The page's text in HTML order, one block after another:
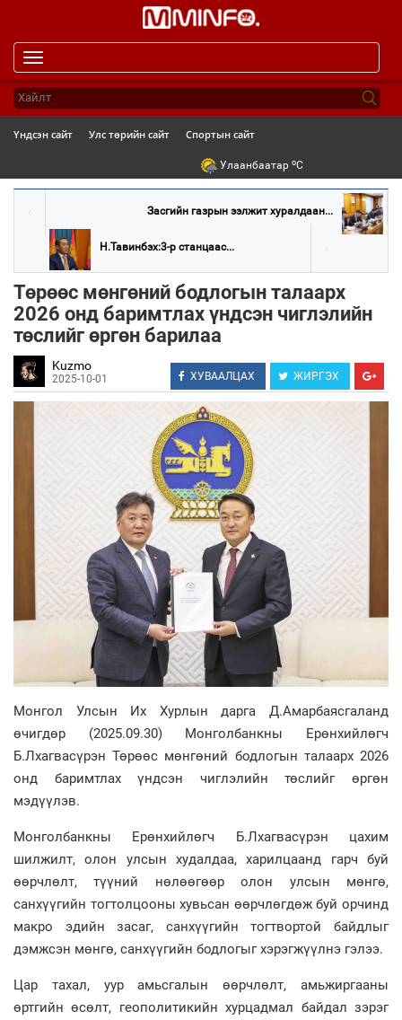
navigation
Үндсэн сайт Улс төрийн сайт Спортын сайт
Улаанбаатар oC
Засгийн газрын ээлжит хуралдаан...
Н.Тавинбэх:3-р станцаас...
Төрөөс мөнгөний бодлогын талаарх
2026 онд баримтлах үндсэн чиглэлийн
төслийг өргөн барилаа
Kuzmo
2025-10-01 ХУВААЛЦАХ ЖИРГЭХ
Монгол Улсын Их Хурлын дарга Д.Амарбаясгаланд
өчигдөр (2025.09.30) Монголбанкны Ерөнхийлөгч
Б.Лхагвасүрэн Төрөөс мөнгөний бодлогын талаарх 2026
онд баримтлах үндсэн чиглэлийн төслийг өргөн
мэдүүлэв.
Монголбанкны Ерөнхийлөгч Б.Лхагвасүрэн цахим
шилжилт, олон улсын худалдаа, харилцаанд гарч буй
өөрчлөлт, түүний нөлөөгөөр олон улсын мөнгө,
санхүүгийн тогтолцооны хувьсан өөрчлөгдөж буй орчинд
макро эдийн засаг, санхүүгийн тогтвортой байдлыг
дэмжсэн мөнгө, санхүүгийн бодлогыг хэрэгжүүлнэ гэлээ.
Цар тахал, уур амьсгалын өөрчлөлт, амьжиргааны
өртгийн өсөлт, геополитикийн хурцадмал байдал зэрэг